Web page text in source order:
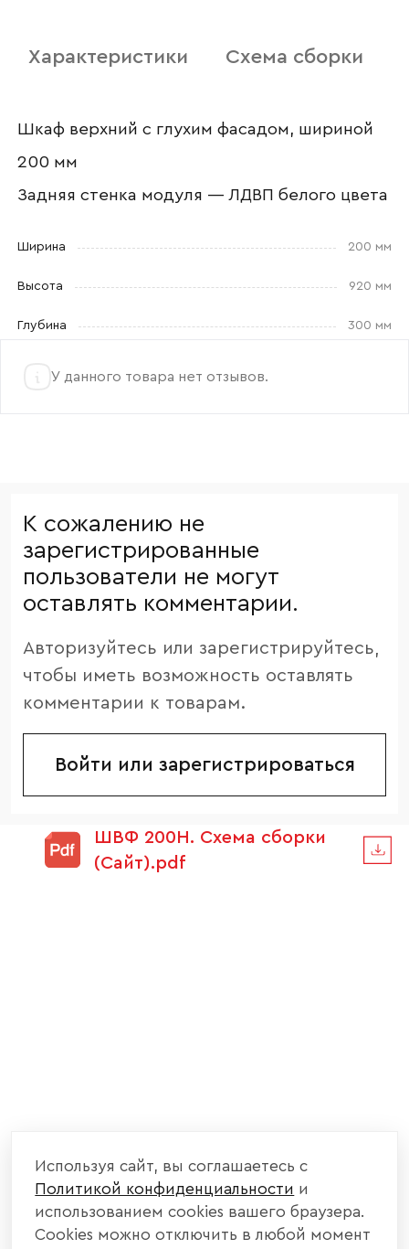
Характеристики Схема сборки
Шкаф верхний с глухим фасадом, шириной
200 мм
Задняя стенка модуля — ЛДВП белого цвета
Ширина 200 мм
Высота 920 мм
Глубина 300 мм
У данного товара нет отзывов.
К сожалению не
зарегистрированные
пользователи не могут
оставлять комментарии.
Авторизуйтесь или зарегистрируйтесь,
чтобы иметь возможность оставлять
комментарии к товарам.
Войти или зарегистрироваться
ШВФ 200Н. Схема сборки
(Сайт).pdf
Отправить
Используя сайт, вы соглашаетесь с
Политикой конфиденциальности и
использованием cookies вашего браузера.
Cookies можно отключить в любой момент